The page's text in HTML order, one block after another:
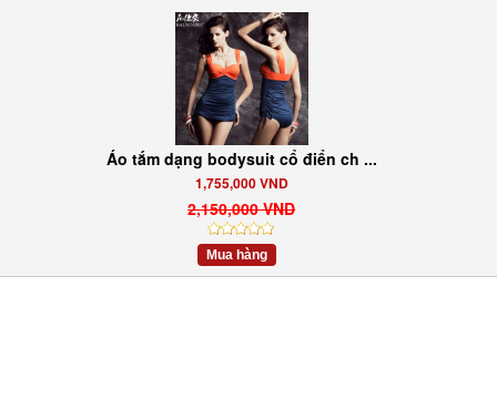
Áo tắm dạng bodysuit cổ điển ch ...
1,755,000 VND
2,150,000 VND
Mua hàng